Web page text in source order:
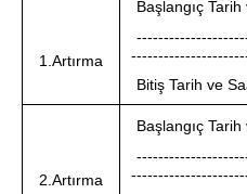
1.Artırma
Başlangıç
Bitiş Tarih ve
2.Artırma
Başlangıç